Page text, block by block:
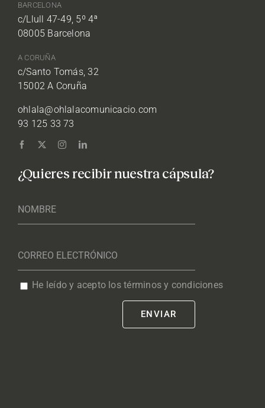
BARCELONA
c/Llull 47-49, 5º 4ª
08005 Barcelona
A CORUÑA
c/Santo Tomás, 32
15002 A Coruña
ohlala@ohlalacomunicacio.com
93 125 33 73
¿Quieres recibir nuestra cápsula?
He leído y acepto los términos y condiciones